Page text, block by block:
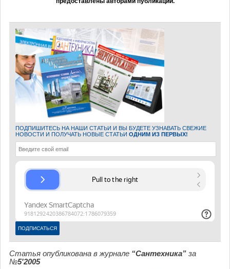
ПОДПИШИТЕСЬ НА НАШИ СТАТЬИ И ВЫ БУДЕТЕ УЗНАВАТЬ СВЕЖИЕ
НОВОСТИ И ПОЛУЧАТЬ НОВЫЕ СТАТЬИ ОДНИМ ИЗ ПЕРВЫХ!
Статья опубликована в журнале “Сантехника” за
№5'2005